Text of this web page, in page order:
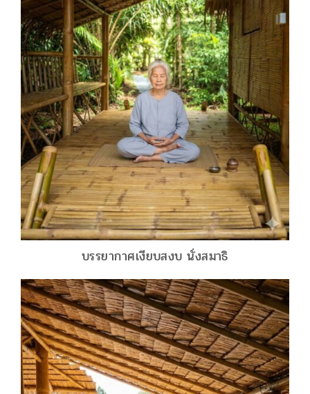
บรรยากาศเงียบสงบ นั่งสมาธิ